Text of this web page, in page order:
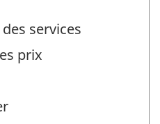
services
prix